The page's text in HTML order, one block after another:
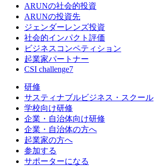
ARUNの社会的投資
ARUNの投資先
ジェンダーレンズ投資
社会的インパクト評価
ビジネスコンペティション
起業家パートナー
CSI challenge7
研修
サスティナブルビジネス・スクール
学校向け研修
企業・自治体向け研修
企業・自治体の方へ
起業家の方へ
参加する
サポーターになる